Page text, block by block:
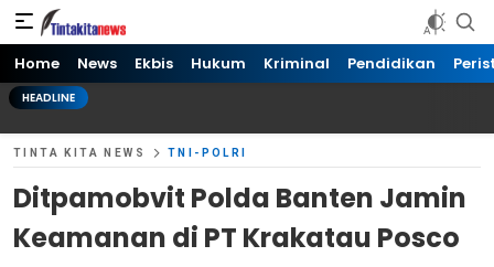
Tinta kita News
Informasi Terkini
Home News Ekbis Hukum Kriminal Pendidikan
HEADLINE
TINTA KITA NEWS TNI-POLRI
Ditpamobvit Polda Banten Jamin
Keamanan di PT Krakatau Posco